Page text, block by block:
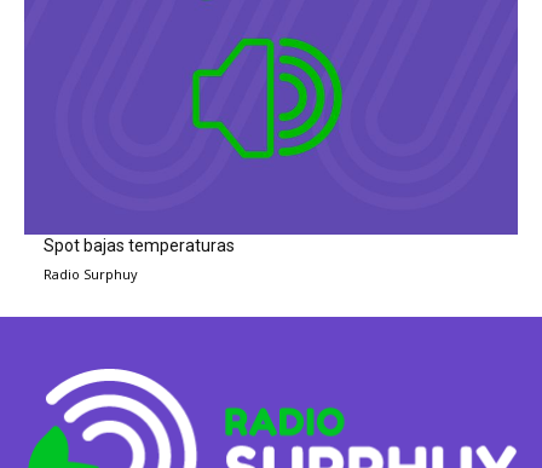
Spot bajas temperaturas
Radio Surphuy